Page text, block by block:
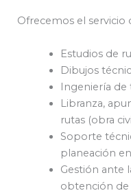
Ofrecemos el
Estudios de
Dibujos
Ingeniería
Libranza,
rutas (obra
Soporte
planeación
Gestión ante
obtención de